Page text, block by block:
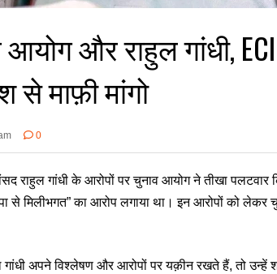
और राहुल गांधी,
से माफ़ी मांगो
0
राहुल गांधी के आरोपों पर चुनाव आयोग ने तीखा पलटवार
से मिलीभगत” का आरोप लगाया था। इन आरोपों को
अपने विश्लेषण और आरोपों पर यक़ीन रखते हैं, तो उन्हें